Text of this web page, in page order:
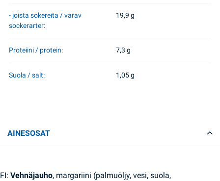
- joista sokereita / varav
sockerarter:
19,9 g
Proteiini / protein: 7,3 g
Suola / salt: 1,05 g
AINESOSAT
FI: Vehnäjauho, margariini (palmuöljy, vesi, suola,